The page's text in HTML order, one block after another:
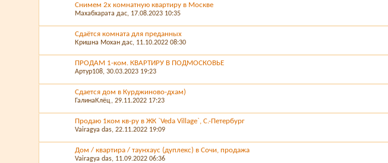
Снимем 2х комнатную квартиру в Москве
Махабхарата дас, 17.08.2023 10:35
Сдаётся комната для преданных
Кришна Мохан дас, 11.10.2022 08:30
ПРОДАМ 1-ком. КВАРТИРУ В ПОДМОСКОВЬЕ
Артур108, 30.03.2023 19:23
Сдается дом в Курджиново-дхам)
ГалинаКлёц, 29.11.2022 17:23
Продаю 1ком кв-ру в ЖК `Veda Village`, С.-Петербург
Vairagya das, 22.11.2022 19:09
Дом / квартира / таунхаус (дуплекс) в Сочи, продажа
Vairagya das, 11.09.2022 06:36